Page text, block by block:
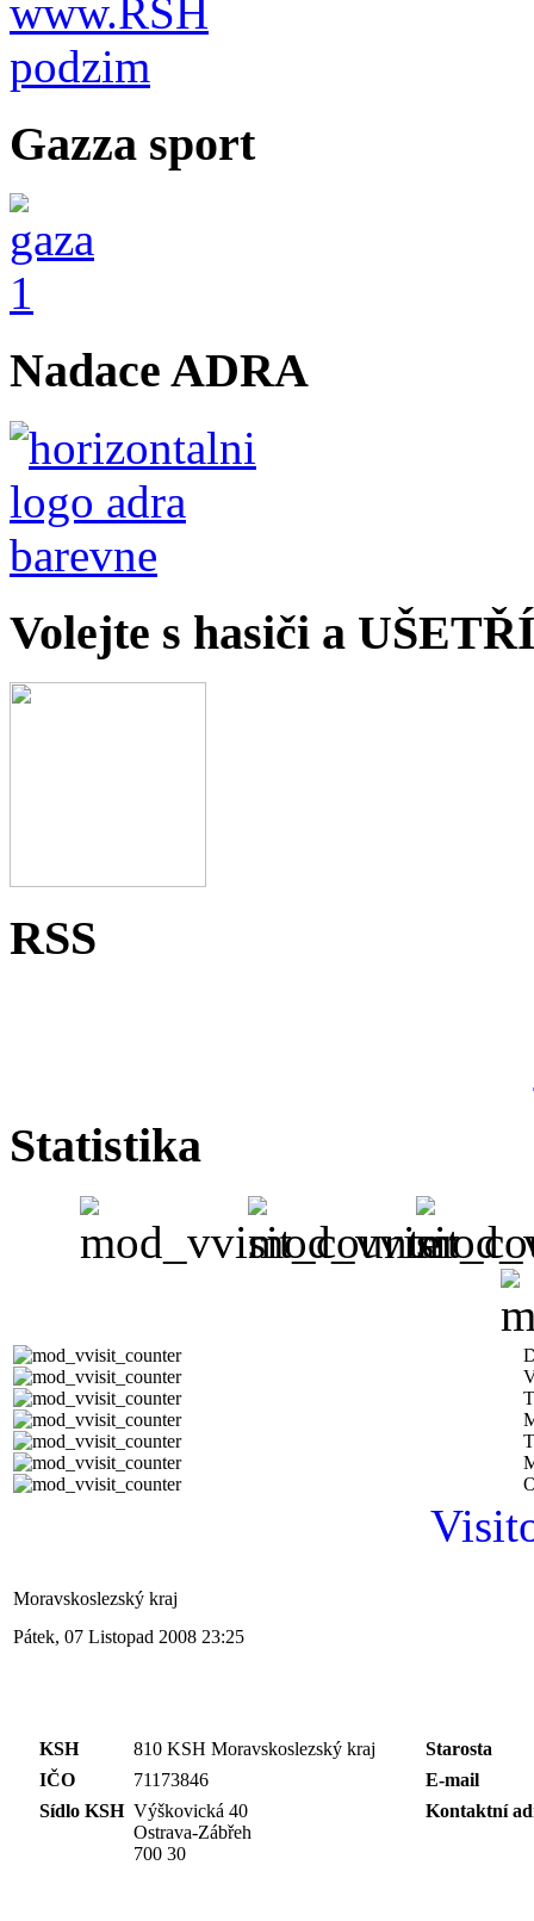
Gazza sport
Nadace ADRA
Volejte s hasiči a
RSS
Statistika
Moravskoslezský kraj
Pátek, 07 Listopad 2008 23:25
KSH
810 KSH Moravskoslezský kraj
IČO
71173846
Sídlo KSH Výškovická 40
Ostrava-Zábřeh
700 30
Starosta
E-mail
Kontaktní